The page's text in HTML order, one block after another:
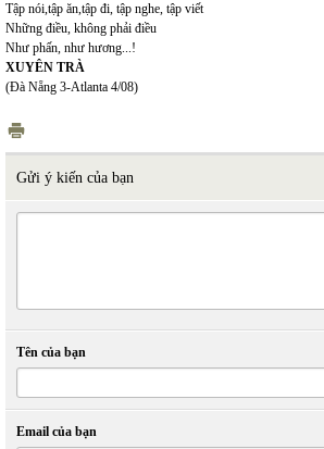
Tập nói,tập ăn,tập đi, tập nghe, tập viết
Những điều, không phải điều
Như phấn, như hương...!
XUYÊN TRÀ
(Đà Nẵng 3-Atlanta 4/08)
Gửi ý kiến của bạn
Tên của bạn
Email của bạn